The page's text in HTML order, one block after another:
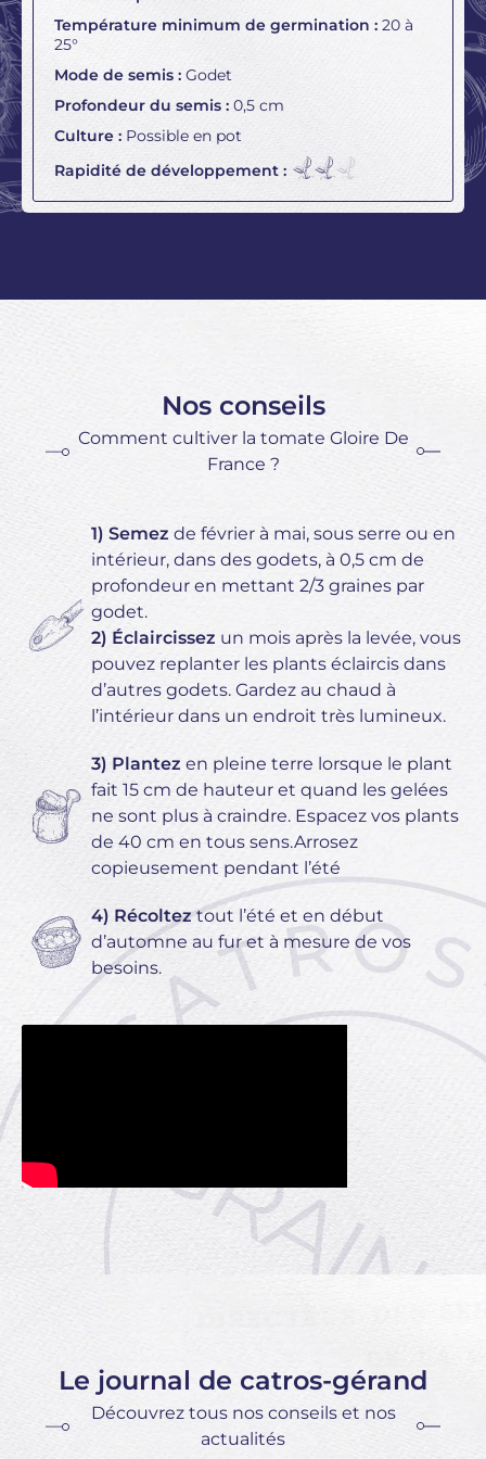
Température minimum de germination : 20 à
25°
Mode de semis : Godet
Profondeur du semis : 0,5 cm
Culture : Possible en pot
Rapidité de développement :
Nos conseils
Comment cultiver la tomate Gloire De
France ?
1) Semez de février à mai, sous serre ou en
intérieur, dans des godets, à 0,5 cm de
profondeur en mettant 2/3 graines par
godet.
2) Éclaircissez un mois après la levée, vous
pouvez replanter les plants éclaircis dans
d’autres godets. Gardez au chaud à
l’intérieur dans un endroit très lumineux.
3) Plantez en pleine terre lorsque le plant
fait 15 cm de hauteur et quand les gelées
ne sont plus à craindre. Espacez vos plants
de 40 cm en tous sens.Arrosez
copieusement pendant l’été
4) Récolteztout l’été et en début
d’automne au fur et à mesure de vos
besoins.
Le journal de catros-gérand
Découvrez tous nos conseils et nos
actualités